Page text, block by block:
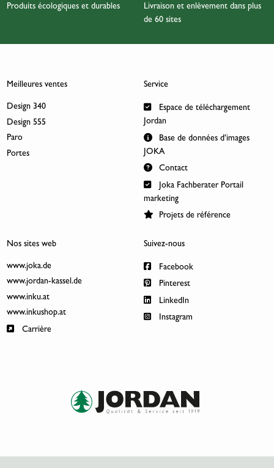
Produits écologiques et durables
Livraison et enlèvement dans plus
de 60 sites
Meilleures ventes
Design 340
Design 555
Paro
Portes
Service
Espace de téléchargement
Jordan
Base de données d’images
JOKA
Contact
Joka Fachberater Portail
marketing
Projets de référence
Nos sites web
www.joka.de
www.jordan-kassel.de
www.inku.at
www.inkushop.at
Carrière
Suivez-nous
Facebook
Pinterest
LinkedIn
Instagram